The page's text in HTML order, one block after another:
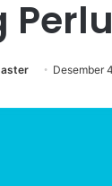
Desember